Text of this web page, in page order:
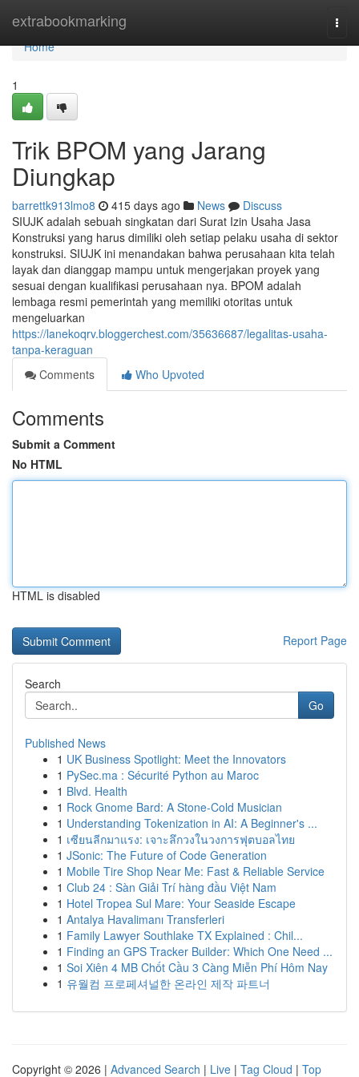
extrabookmarking
Home
Home
1
Trik BPOM yang Jarang
Diungkap
barrettk913lmo8 415 days ago News
Discuss
SIUJK adalah sebuah singkatan dari Surat Izin Usaha Jasa
Konstruksi yang harus dimiliki oleh setiap pelaku usaha di sektor
konstruksi. SIUJK ini menandakan bahwa perusahaan kita telah
layak dan dianggap mampu untuk mengerjakan proyek yang
sesuai dengan kualifikasi perusahaan nya. BPOM adalah
lembaga resmi pemerintah yang memiliki otoritas untuk
mengeluarkan
https://lanekoqrv.bloggerchest.com/35636687/legalitas-usaha-
tanpa-keraguan
Comments
Who Upvoted
Comments
Submit a Comment
No HTML
HTML is disabled
Report Page
Search
Go
Published News
1 UK Business Spotlight: Meet the Innovators
1 PySec.ma : Sécurité Python au Maroc
1 Blvd. Health
1 Rock Gnome Bard: A Stone-Cold Musician
1 Understanding Tokenization in AI: A Beginner's ...
1 เซียนลีกมาแรง: เจาะลึกวงในวงการฟุตบอลไทย
1 JSonic: The Future of Code Generation
1 Mobile Tire Shop Near Me: Fast & Reliable Service
1 Club 24 : Sàn Giải Trí hàng đầu Việt Nam
1 Hotel Tropea Sul Mare: Your Seaside Escape
1 Antalya Havalimanı Transferleri
1 Family Lawyer Southlake TX Explained : Chil...
1 Finding an GPS Tracker Builder: Which One Need ...
1 Soi Xiên 4 MB Chốt Cầu 3 Càng Miễn Phí Hôm Nay
1 유월컴 프로페셔널한 온라인 제작 파트너
Copyright © 2026 | Advanced Search | Live | Tag Cloud | Top